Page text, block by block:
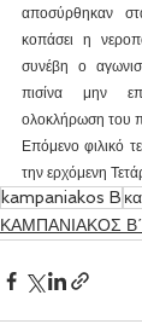
αποσύρθηκαν
κοπάσει η
συνέβη ο
πισίνα μην
ολοκλήρωση του
Επόμενο φιλικό
την ερχόμενη
kampaniakos B
ΚΑΜΠΑΝΙΑΚΟΣ Β΄